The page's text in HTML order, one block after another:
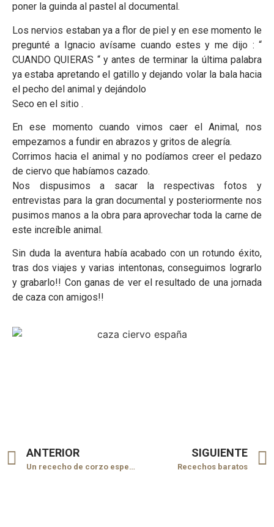
poner la guinda al pastel al documental.
Los nervios estaban ya a flor de piel y en ese momento le
pregunté a Ignacio avísame cuando estes y me dijo : “
CUANDO QUIERAS “ y antes de terminar la última palabra
ya estaba apretando el gatillo y dejando volar la bala hacia
el pecho del animal y dejándolo
Seco en el sitio .
En ese momento cuando vimos caer el Animal, nos
empezamos a fundir en abrazos y gritos de alegría.
Corrimos hacia el animal y no podíamos creer el pedazo
de ciervo que habíamos cazado.
Nos dispusimos a sacar la respectivas fotos y
entrevistas para la gran documental y posteriormente nos
pusimos manos a la obra para aprovechar toda la carne de
este increíble animal.
Sin duda la aventura había acabado con un rotundo éxito,
tras dos viajes y varias intentonas, conseguimos lograrlo
y grabarlo!! Con ganas de ver el resultado de una jornada
de caza con amigos!!
ANTERIOR
Un rececho de corzo especial
SIGUIENTE
Recechos baratos